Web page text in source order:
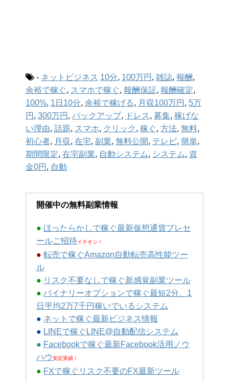
- ネットビジネス 10分, 100万円 , 雑誌, 報酬,
余裕で稼ぐ, スマホで稼ぐ, 報酬保証, 報酬確定,
100%, 1日10分, 余裕で稼げる, 月収100万円 , 5万
円 , 300万円 , バックアップ, ドレス , 募集, 稼げな
い理由, 話題, スマホ, クリック , 稼ぐ, 方法, 無料,
初心者, 月収, 在宅, 副業, 無料公開, テレビ, 簡単,
期間限定, 在宅副業, 自動システム, システム, 資
金0円 , 自動
開催中の無料副業情報
● ほったらかしで稼ぐ最新仮想通貨プレセ
ールご招待イチオシ！
● 転売で稼ぐAmazon自動転売高性能ツー
ル
● リスク不要なしで稼ぐ新感覚副業ツール
● バイナリーオプションで稼ぐ最短2分、1
日平均2万7千円稼いでいるシステム
● ネットで稼ぐ最新ビジネス情報
● LINEで稼ぐLINE@自動配信システム
● Facebookで稼ぐ最新Facebook活用ノウ
ハウ安定実績！
● FXで稼ぐリスク不要のFX最新ツール